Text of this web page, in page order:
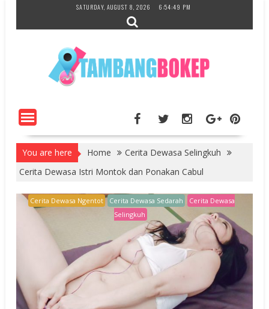
content
SATURDAY, AUGUST 8, 2026 6:54:50 PM
You are here Home
Cerita Dewasa Selingkuh
Cerita Dewasa Istri Montok dan Ponakan Cabul
Cerita Dewasa Ngentot Cerita Dewasa Sedarah
Cerita Dewasa
Selingkuh